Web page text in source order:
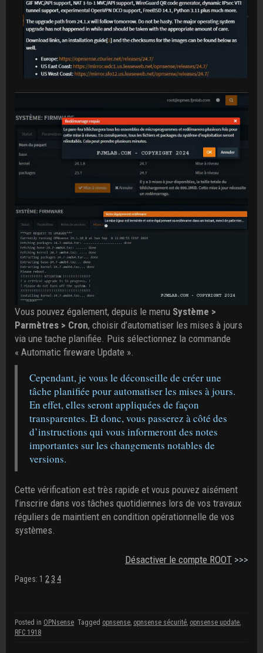
Vous pouvez également, depuis le menu Système >
Parmètres > Cron, choisir d’automatiser les mises à jours
via une tache planifiée. Puis sélectionnez la commande
« Automatic fireware Update ».
Cependant, je vous le déconseille de créer une
tâche planifiée pour automatiser les mises à jours.
En effet, elles seront appliquées de façon
transparentes. Et donc, vous passerez à côté des
d’instructions qui vous informeront des notes
importantes sur les changements notables de
versions.
Cette vérification est très rapide et vous pouvez aisément
l’inscrire dans vos tâches quotidiennes lors de vos travaux
réguliers de maintient en condition opérationnelle de vos
systèmes.
Désactiver le compte ROOT >>>
Pages: 1 2 3 4
Posted in OPNsense Tagged opnsense, opnsense sécurité, opnsense update,
RFC 1918